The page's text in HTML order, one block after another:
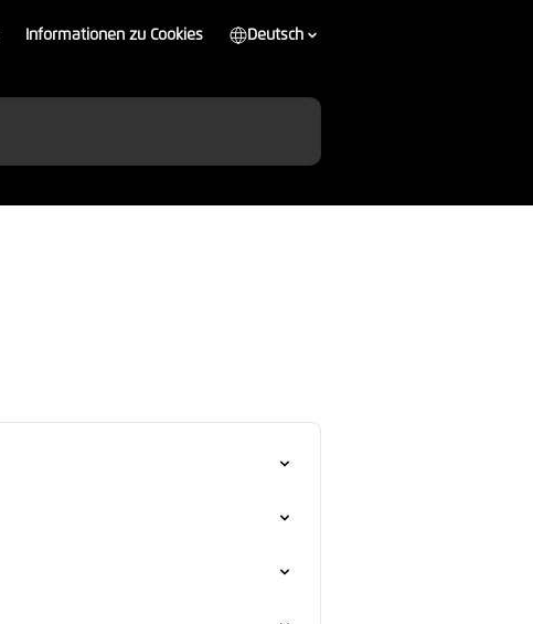
Informationen zu Cookies Deutsch